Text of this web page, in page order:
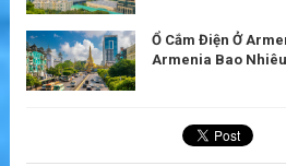
Ổ Cắm Điện Ở
Armenia Bao